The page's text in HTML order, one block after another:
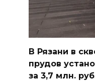
В Рязани в
прудов
за 3,7 млн.